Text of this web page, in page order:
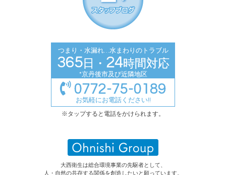
つまり・水漏れ…水まわりのトラブル
365日・ 24時間対応
*京丹後市及び近隣地区
0772-75-0189
お気軽にお電話ください!!
※タップすると電話をかけられます。
大西衛生は総合環境事業の先駆者として、
人・自然の共存する関係を創造したいと願っています。